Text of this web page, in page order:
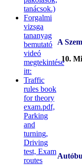
A
10.
tanácsok.)
Forgalmi
vizsga
tananyag
bemutató
videó
megtekintése
itt:
Traffic
rules book
for theory
exam.pdf,
Parking
and
turning,
Driving
test, Exam
routes